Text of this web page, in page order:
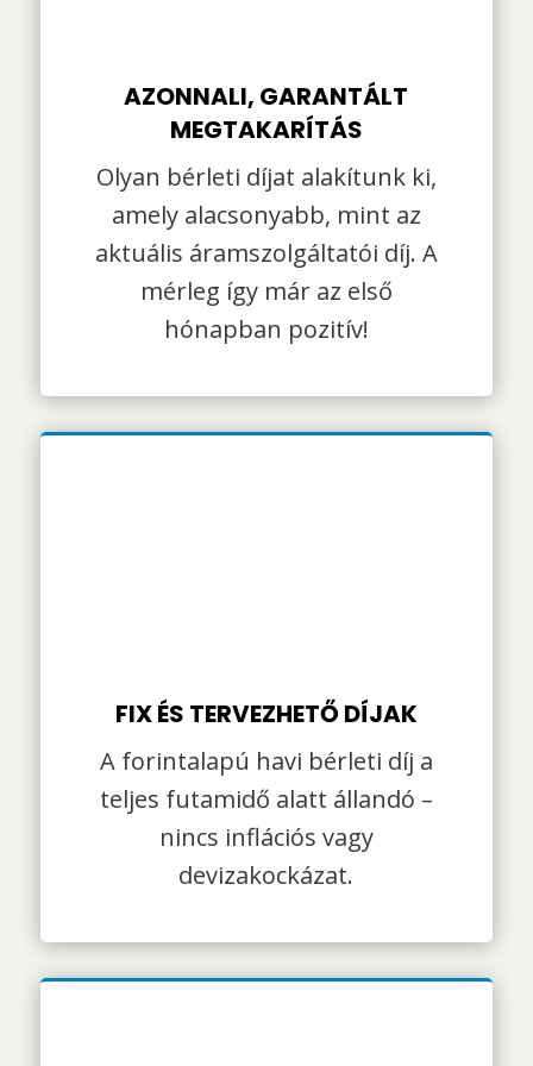
AZONNALI, GARANTÁLT
MEGTAKARÍTÁS
Olyan bérleti díjat alakítunk ki,
amely alacsonyabb, mint az
aktuális áramszolgáltatói díj. A
mérleg így már az első
hónapban pozitív!
FIX ÉS TERVEZHETŐ DÍJAK
A forintalapú havi bérleti díj a
teljes futamidő alatt állandó –
nincs inflációs vagy
devizakockázat.